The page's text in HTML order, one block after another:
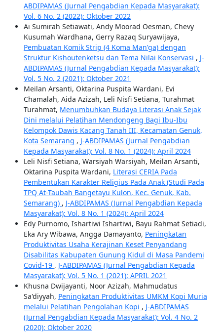
ABDIPAMAS (Jurnal Pengabdian Kepada Masyarakat):
Vol. 6 No. 2 (2022): Oktober 2022
Ai Sumirah Setiawati, Andy Moorad Oesman, Chevy
Kusumah Wardhana, Gerry Razaq Suryawijaya,
Pembuatan Komik Strip (4 Koma Man’ga) dengan
Struktur Kishoutenketsu dan Tema Nilai Konservasi , J-
ABDIPAMAS (Jurnal Pengabdian Kepada Masyarakat):
Vol. 5 No. 2 (2021): Oktober 2021
Meilan Arsanti, Oktarina Puspita Wardani, Evi
Chamalah, Aida Azizah, Leli Nisfi Setiana, Turahmat
Turahmat, Menumbuhkan Budaya Literasi Anak Sejak
Dini melalui Pelatihan Mendongeng Bagi Ibu-Ibu
Kelompok Dawis Kacang Tanah III, Kecamatan Genuk,
Kota Semarang , J-ABDIPAMAS (Jurnal Pengabdian
Kepada Masyarakat): Vol. 8 No. 1 (2024): April 2024
Leli Nisfi Setiana, Warsiyah Warsiyah, Meilan Arsanti,
Oktarina Puspita Wardani, Literasi CERIA Pada
Pembentukan Karakter Religius Pada Anak (Studi Pada
TPQ At-Taubah Bangetayu Kulon, Kec. Genuk, Kab.
Semarang) , J-ABDIPAMAS (Jurnal Pengabdian Kepada
Masyarakat): Vol. 8 No. 1 (2024): April 2024
Edy Purnomo, Ishartiwi Ishartiwi, Bayu Rahmat Setiadi,
Eka Ary Wibawa, Angga Damayanto, Peningkatan
Produktivitas Usaha Kerajinan Keset Penyandang
Disabilitas Kabupaten Gunung Kidul di Masa Pandemi
Covid-19 , J-ABDIPAMAS (Jurnal Pengabdian Kepada
Masyarakat): Vol. 5 No. 1 (2021): APRIL 2021
Khusna Dwijayanti, Noor Azizah, Mahmudatus
Sa'diyyah, Peningkatan Produktivitas UMKM Kopi Muria
melalui Pelatihan Pengolahan Kopi , J-ABDIPAMAS
(Jurnal Pengabdian Kepada Masyarakat): Vol. 4 No. 2
(2020): Oktober 2020